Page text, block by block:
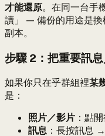
才能還原。在同一台手
讀」 — 備份的用途是換
副本。
步驟 2：把重要訊
如果你只在乎群組裡某
是：
照片／影片 ：點
訊息 ：長按訊息